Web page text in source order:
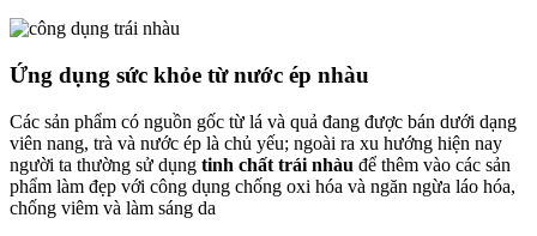
Ứng dụng sức khỏe từ nước ép nhàu
Các sản phẩm có nguồn gốc từ lá và quả đang được bán dưới dạng
viên nang, trà và nước ép là chủ yếu; ngoài ra xu hướng hiện nay
người ta thường sử dụng tinh chất trái nhàu để thêm vào các sản
phẩm làm đẹp với công dụng chống oxi hóa và ngăn ngừa láo hóa,
chống viêm và làm sáng da